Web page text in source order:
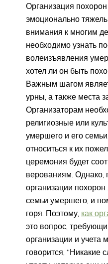
Организация
эмоционально
внимания к многим
необходимо узнать
волеизъявления
хотел ли он быть
Важным шагом
урны, а также места
Организаторам
религиозные или
умершего и его
относиться к их
церемония будет
верованиям. Однако,
организации
семьи умершего, и
горя. Поэтому, как
это вопрос,
организации и учета
говорится, “Никакие